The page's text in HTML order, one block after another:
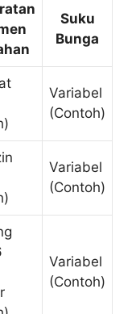
Suku
Bunga
Variabel
(Contoh)
Variabel
(Contoh)
Variabel
(Contoh)